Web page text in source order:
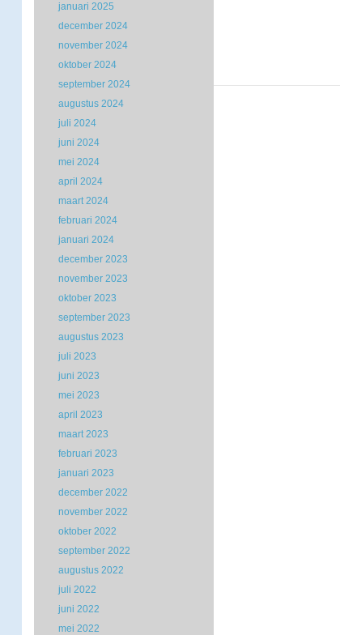
januari 2025
december 2024
november 2024
oktober 2024
september 2024
augustus 2024
juli 2024
juni 2024
mei 2024
april 2024
maart 2024
februari 2024
januari 2024
december 2023
november 2023
oktober 2023
september 2023
augustus 2023
juli 2023
juni 2023
mei 2023
april 2023
maart 2023
februari 2023
januari 2023
december 2022
november 2022
oktober 2022
september 2022
augustus 2022
juli 2022
juni 2022
mei 2022